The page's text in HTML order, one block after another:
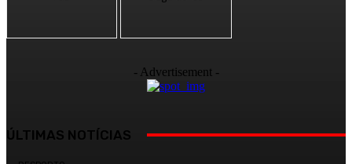
- Advertisement -
ÚLTIMAS NOTÍCIAS